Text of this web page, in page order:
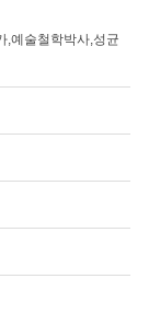
,예술철학박사,성균